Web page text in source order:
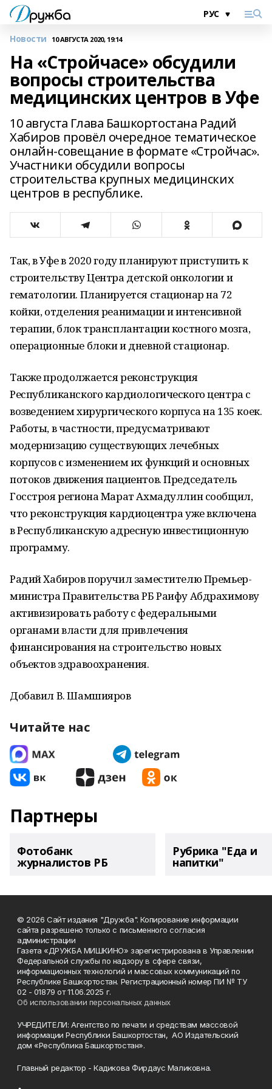
Новости 10 АВГУСТА 2020, 19:14
На «Стройчасе» обсудили
вопросы строительства
медицинских центров в Уфе
10 августа Глава Башкортостана Радий
Хабиров провёл очередное тематическое
онлайн-совещание в формате «Стройчас».
Участники обсудили вопросы
строительства крупных медицинских
центров в республике.
Так, в Уфе в 2020 году планируют приступить к
строительству Центра детской онкологии и
гематологии. Планируется стационар на 72
койки, отделения реанимации и интенсивной
терапии, блок трансплантации костного мозга,
операционные блоки и дневной стационар.
Также продолжается реконструкция
Республиканского кардиологического центра с
возведением хирургического корпуса на 135 коек.
Работы, в частности, предусматривают
модернизацию существующих лечебных
корпусов с изменением их функций и основных
потоков движения пациентов. Председатель
Госстроя региона Марат Ахмадуллин сообщил,
что реконструкция кардиоцентра уже включена
в Республиканскую адресную инвестиционную
программу.
Радий Хабиров поручил заместителю Премьер-
министра Правительства РБ Раифу Абдрахимову
активизировать работу с федеральными
органами власти для привлечения
финансирования на строительство новых
объектов здравоохранения.
Добавил В. Шамшияров
Читайте нас
Партнеры
Фотобанк
журналистов РБ
Рубрика "Еда и
напитки"
© 2026 Сайт издания "Дружба". Копирование информации
сайта разрешено только с письменного согласия
администрации
Газета «ДРУЖБА МИШКИНО» зарегистрирована в Управлении
Федеральной службы по надзору в сфере связи,
информационных технологий и массовых коммуникаций по
Республике Башкортостан. Регистрационный номер ПИ № ТУ
02 - 01879 от 11.06.2025 г.
Об использовании персональных данных
УЧРЕДИТЕЛИ: Агентство по печати и средствам массовой
информации Республики Башкортостан, АО Издательский
дом «Республика Башкортостан».
Главный редактор - Кадикова Фирдаус Маликовна.